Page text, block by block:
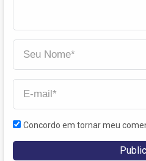
Concordo em tornar meu